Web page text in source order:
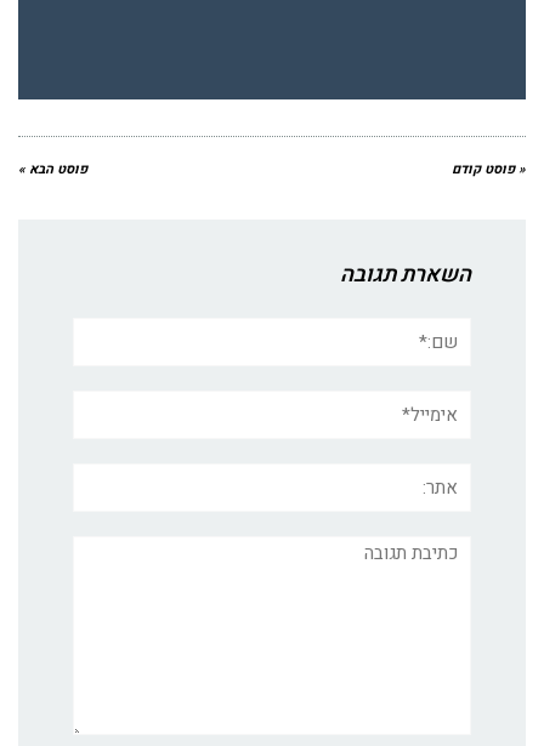
« פוסט קודם פוסט הבא »
השארת תגובה
תגובה